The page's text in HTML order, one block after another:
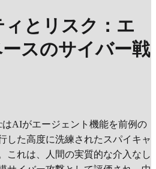
とリスク：エ
スのサイバー戦
はAIがエージェント機能を前例の
した高度に洗練されたスパイキャ
これは、人間の実質的な介入なし